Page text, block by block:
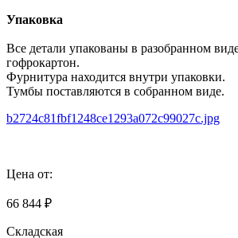
Упаковка
Все детали упакованы в разобранном
гофрокартон.
Фурнитура находится внутри упаковки.
Тумбы поставляются в собранном виде.
b2724c81fbf1248ce1293a072c99027c.jpg
Цена от:
66 844 ₽
Складская